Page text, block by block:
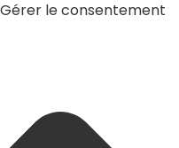
Gérer le consentement